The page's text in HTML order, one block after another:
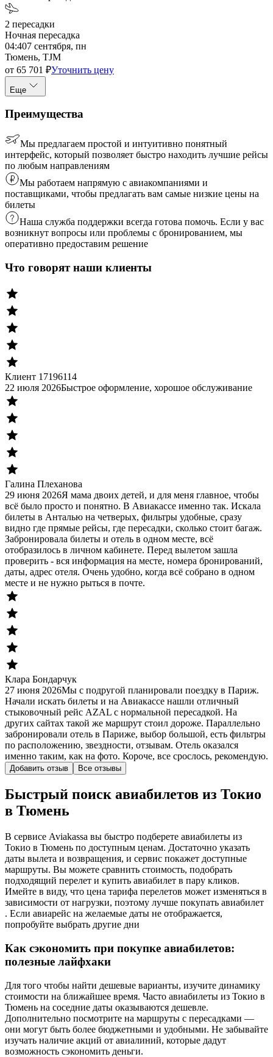
2 пересадки
Ночная пересадка
04:407 сентября, пн
Тюмень, TJM
от 65 701 ₽Уточнить цену
Еще
Преимущества
Мы предлагаем простой и интуитивно понятный
интерфейс, который позволяет быстро находить лучшие рейсы
по любым направлениям
Мы работаем напрямую с авиакомпаниями и
поставщиками, чтобы предлагать вам самые низкие цены на
билеты
Наша служба поддержки всегда готова помочь. Если у вас
возникнут вопросы или проблемы с бронированием, мы
оперативно предоставим решение
Что говорят наши клиенты
Клиент 17196114
22 июля 2026Быстрое оформление, хорошое обслуживание
Галина Плеханова
29 июня 2026Я мама двоих детей, и для меня главное, чтобы
всё было просто и понятно. В Авиакассе именно так. Искала
билеты в Анталью на четверых, фильтры удобные, сразу
видно где прямые рейсы, где пересадки, сколько стоит багаж.
Забронировала билеты и отель в одном месте, всё
отобразилось в личном кабинете. Перед вылетом зашла
проверить - вся информация на месте, номера бронирований,
даты, адрес отеля. Очень удобно, когда всё собрано в одном
месте и не нужно рыться в почте.
Клара Бондарчук
27 июня 2026Мы с подругой планировали поездку в Париж.
Начали искать билеты и на Авиакассе нашли отличный
стыковочный рейс AZAL с нормальной пересадкой. На
других сайтах такой же маршрут стоил дороже. Параллельно
забронировали отель в Париже, выбор большой, есть фильтры
по расположению, звездности, отзывам. Отель оказался
именно таким, как на фото. Короче, все срослось, рекомендую.
Добавить отзыв Все отзывы
Быстрый поиск авиабилетов из Токио
в Тюмень
В сервисе Aviakassa вы быстро подберете авиабилеты из
Токио в Тюмень по доступным ценам. Достаточно указать
даты вылета и возвращения, и сервис покажет доступные
маршруты. Вы можете сравнить стоимость, подобрать
подходящий перелет и купить авиабилет в пару кликов.
Имейте в виду, что цена тарифа перелетов может изменяться в
зависимости от нагрузки, поэтому лучше покупать авиабилет
. Если авиарейс на желаемые даты не отображается,
попробуйте выбрать другие дни
Как сэкономить при покупке авиабилетов:
полезные лайфхаки
Для того чтобы найти дешевые варианты, изучите динамику
стоимости на ближайшее время. Часто авиабилеты из Токио в
Тюмень на соседние даты оказываются дешевле.
Дополнительно посмотрите на маршруты с пересадками —
они могут быть более бюджетными и удобными. Не забывайте
изучать наличие акций от авиалиний, которые дадут
возможность сэкономить деньги.